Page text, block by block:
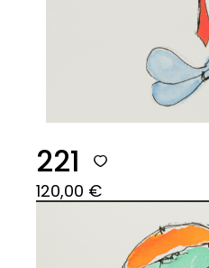
221
120,00 €